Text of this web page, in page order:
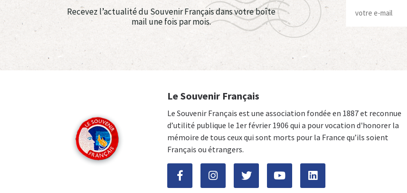
Recevez l’actualité du Souvenir Français dans votre boîte
mail une fois par mois.
Le Souvenir Français
Le Souvenir Français est une association fondée en 1887 et reconnue
d’utilité publique le 1er février 1906 qui a pour vocation d'honorer la
mémoire de tous ceux qui sont morts pour la France qu’ils soient
Français ou étrangers.